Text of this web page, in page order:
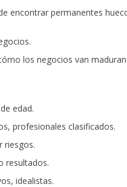
encontrar permanentes
los negocios van
edad.
profesionales clasificados.
riesgos.
resultados.
idealistas.